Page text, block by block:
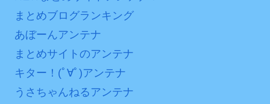
まとめブログランキング
あぼーんアンテナ
まとめサイトのアンテナ
キター！(ﾟ∀ﾟ)アンテナ
うさちゃんねるアンテナ